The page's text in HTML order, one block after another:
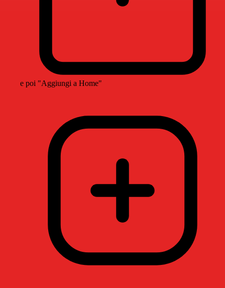
e poi "Aggiungi a Home"